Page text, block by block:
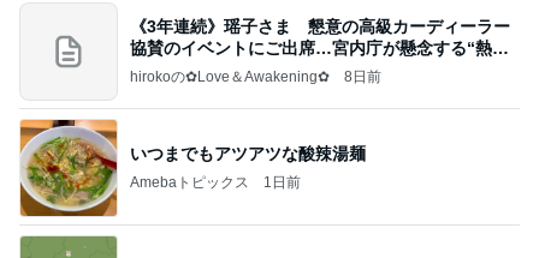
《3年連続》瑶子さま 懇意の高級カーディーラー
協賛のイベントにご出席…宮内庁が懸念する“熱心
すぎ
hirokoの✿Love＆Awakening✿ 8日前
いつまでもアツアツな酸辣湯麺
Amebaトピックス 1日前